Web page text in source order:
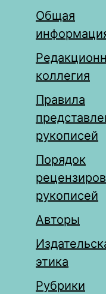
Общая
коллегия
Правила
рукописей
Порядок
рукописей
Авторы
этика
Рубрики